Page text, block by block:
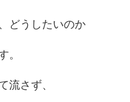
どうしたいのか
。
流さず、